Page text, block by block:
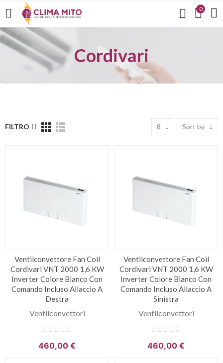
0
Cordivari
FILTRO 8 Sort by
Ventilconvettore Fan Coil
Cordivari VNT 2000 1,6 KW
Inverter Colore Bianco Con
Comando Incluso Allaccio A
Destra
Ventilconvettori
460,00 €
Ventilconvettore Fan Coil
Cordivari VNT 2000 1,6 KW
Inverter Colore Bianco Con
Comando Incluso Allaccio A
Sinistra
Ventilconvettori
460,00 €